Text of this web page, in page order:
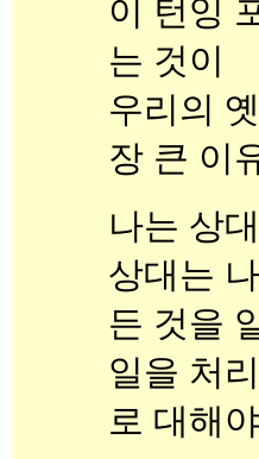
이 턴잉
는 것이
우리의
장 큰 이
나는 상
상대는
든 것을
일을 처
로 대해